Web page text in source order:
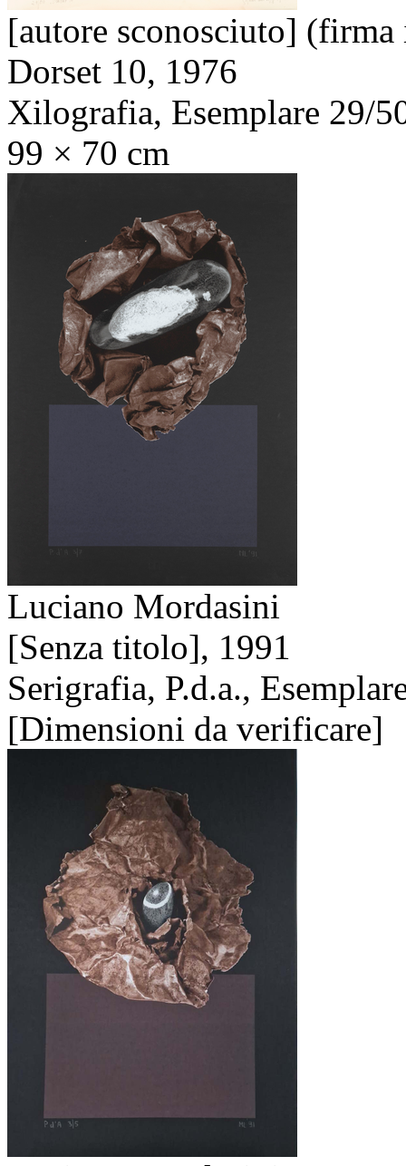
[autore sconosciuto]
Dorset 10, 1976
Xilografia, Esemplare 29/
99 × 70 cm
Luciano Mordasini
[Senza titolo], 1991
Serigrafia, P.d.a.,
[Dimensioni da verificare]